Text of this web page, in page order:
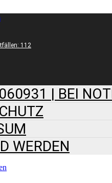
112
| BEI
WERDEN